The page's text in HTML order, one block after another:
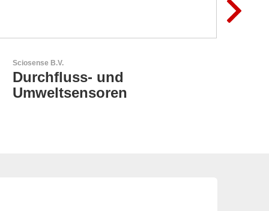
Aker Technology Co., Ltd.
AKER: Wo Präzision auf
Zuverlässigkeit trifft